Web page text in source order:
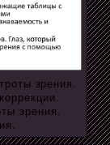
зрения.
зрения.